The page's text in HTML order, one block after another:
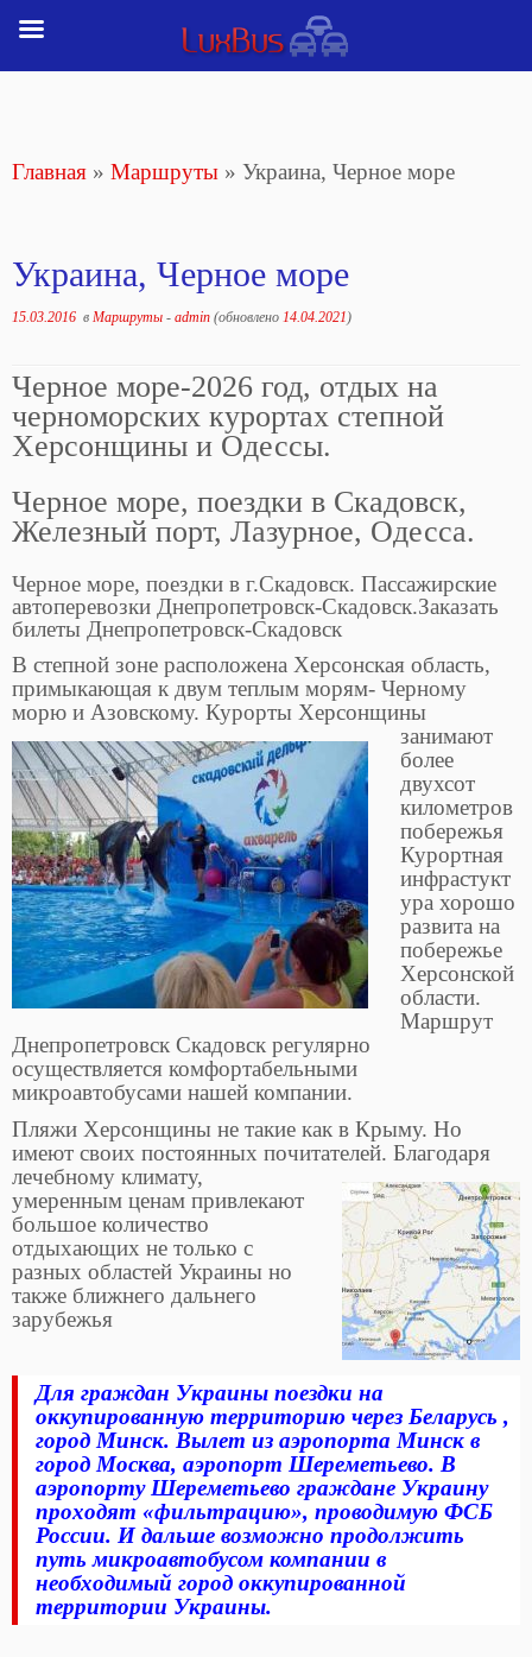
Главная » Маршруты » Украина, Черное море
Украина, Черное море
15.03.2016 в Маршруты - admin (обновлено 14.04.2021)
Черное море-2026 год, отдых на
черноморских курортах степной
Херсонщины и Одессы.
Черное море, поездки в Скадовск,
Железный порт, Лазурное, Одесса.
Черное море, поездки в г.Скадовск. Пассажирские
автоперевозки Днепропетровск-Скадовск.Заказать
билеты Днепропетровск-Скадовск
В степной зоне расположена Херсонская область,
примыкающая к двум теплым морям- Черному
морю и Азовскому. Курорты Херсонщины
занимают
более
двухсот
километров
побережья
Курортная
инфрастукт
ура хорошо
развита на
побережье
Херсонской
области.
Маршрут
Днепропетровск Скадовск регулярно
осуществляется комфортабельными
микроавтобусами нашей компании.
Пляжи Херсонщины не такие как в Крыму. Но
имеют своих постоянных почитателей. Благодаря
лечебному климату,
умеренным ценам привлекают
большое количество
отдыхающих не только с
разных областей Украины но
также ближнего дальнего
зарубежья
Для граждан Украины поездки на
оккупированную территорию через Беларусь ,
город Минск. Вылет из аэропорта Минск в
город Москва, аэропорт Шереметьево. В
аэропорту Шереметьево граждане Украину
проходят «фильтрацию», проводимую ФСБ
России. И дальше возможно продолжить
путь микроавтобусом компании в
необходимый город оккупированной
территории Украины.